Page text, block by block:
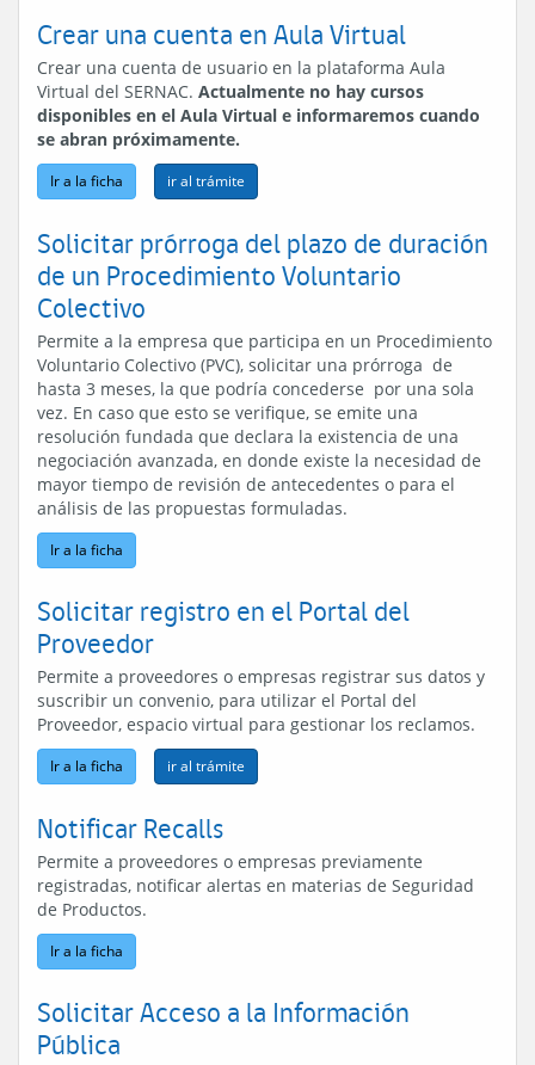
Crear una cuenta en Aula Virtual
Crear una cuenta de usuario en la plataforma Aula
Virtual del SERNAC. Actualmente no hay cursos
disponibles en el Aula Virtual e informaremos cuando
se abran próximamente.
Ir a la ficha
Solicitar prórroga del plazo de duración
de un Procedimiento Voluntario
Colectivo
Permite a la empresa que participa en un Procedimiento
Voluntario Colectivo (PVC), solicitar una prórroga de
hasta 3 meses, la que podría concederse por una sola
vez. En caso que esto se verifique, se emite una
resolución fundada que declara la existencia de una
negociación avanzada, en donde existe la necesidad de
mayor tiempo de revisión de antecedentes o para el
análisis de las propuestas formuladas.
Ir a la ficha
Solicitar registro en el Portal del
Proveedor
Permite a proveedores o empresas registrar sus datos y
suscribir un convenio, para utilizar el Portal del
Proveedor, espacio virtual para gestionar los reclamos.
Ir a la ficha
Notificar Recalls
Permite a proveedores o empresas previamente
registradas, notificar alertas en materias de Seguridad
de Productos.
Ir a la ficha
Solicitar Acceso a la Información
Pública